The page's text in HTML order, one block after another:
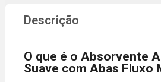
incluir itens
A aprovação
considera o
cartão.
ao aplicativo
do Nubank
O que é o Absorvente
Suave com Abas Fluxo